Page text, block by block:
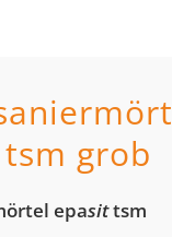
grob
epasittsm